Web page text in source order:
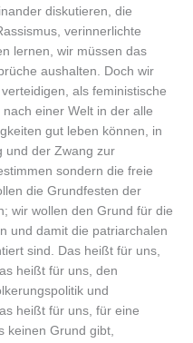
diskutieren, die
verinnerlichte
lernen, wir müssen das
aushalten. Doch wir
als feministische
einer Welt in der alle
gut leben können, in
und der Zwang zur
sondern die freie
die Grundfesten der
wir wollen den Grund für die
und damit die patriarchalen
sind. Das heißt für uns,
heißt für uns, den
und
heißt für uns, für eine
keinen Grund gibt,